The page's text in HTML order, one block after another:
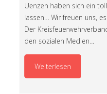
Uenzen haben sich ein
lassen… Wir freuen uns,
Der
den sozialen Medien…
Weiterlesen